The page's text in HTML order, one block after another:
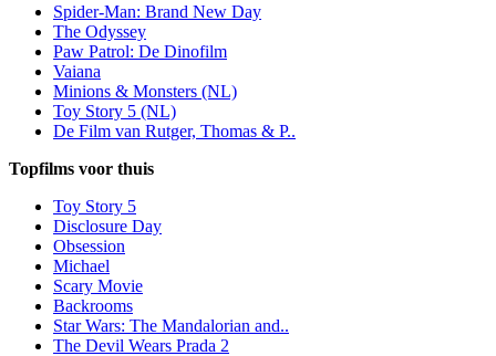
Spider-Man: Brand New Day
The Odyssey
Paw Patrol: De Dinofilm
Vaiana
Minions & Monsters (NL)
Toy Story 5 (NL)
De Film van Rutger, Thomas & P..
Topfilms voor thuis
Toy Story 5
Disclosure Day
Obsession
Michael
Scary Movie
Backrooms
Star Wars: The Mandalorian and..
The Devil Wears Prada 2